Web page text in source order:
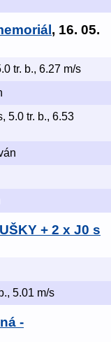
, 16. 05.
tr. b., 6.27 m/s
5.0 tr. b., 6.53
+ 2 x J0 s
5.01 m/s
-